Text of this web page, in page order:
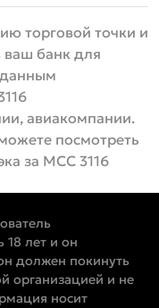
торговой точки и
ваш банк для
авиакомпании.
посмотреть
за MCC 3116
18 лет и он
должен покинуть
организацией и не
носит